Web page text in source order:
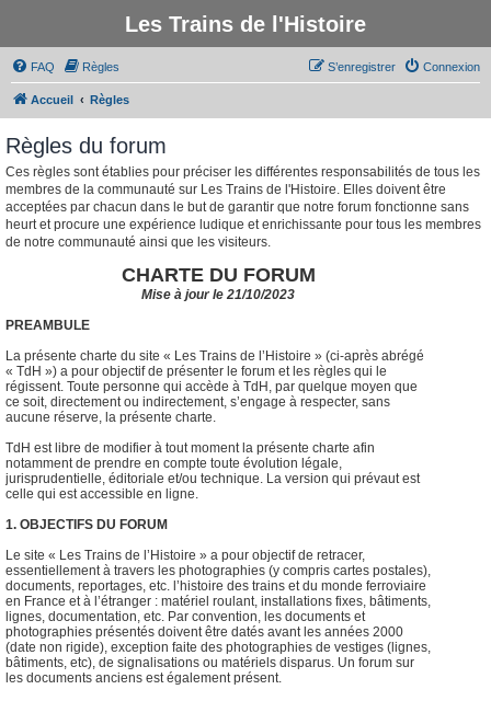
Les Trains de l'Histoire
FAQ Règles Connexion
S’enregistrer
Accueil Règles
Règles du forum
Ces règles sont établies pour préciser les différentes responsabilités de tous les
membres de la communauté sur Les Trains de l'Histoire. Elles doivent être
acceptées par chacun dans le but de garantir que notre forum fonctionne sans
heurt et procure une expérience ludique et enrichissante pour tous les membres
de notre communauté ainsi que les visiteurs.
CHARTE DU FORUM
Mise à jour le 21/10/2023
PREAMBULE
La présente charte du site « Les Trains de l’Histoire » (ci-après abrégé
« TdH ») a pour objectif de présenter le forum et les règles qui le
régissent. Toute personne qui accède à TdH, par quelque moyen que
ce soit, directement ou indirectement, s’engage à respecter, sans
aucune réserve, la présente charte.
TdH est libre de modifier à tout moment la présente charte afin
notamment de prendre en compte toute évolution légale,
jurisprudentielle, éditoriale et/ou technique. La version qui prévaut est
celle qui est accessible en ligne.
1. OBJECTIFS DU FORUM
Le site « Les Trains de l’Histoire » a pour objectif de retracer,
essentiellement à travers les photographies (y compris cartes postales),
documents, reportages, etc. l’histoire des trains et du monde ferroviaire
en France et à l’étranger : matériel roulant, installations fixes, bâtiments,
lignes, documentation, etc. Par convention, les documents et
photographies présentés doivent être datés avant les années 2000
(date non rigide), exception faite des photographies de vestiges (lignes,
bâtiments, etc), de signalisations ou matériels disparus. Un forum sur
les documents anciens est également présent.